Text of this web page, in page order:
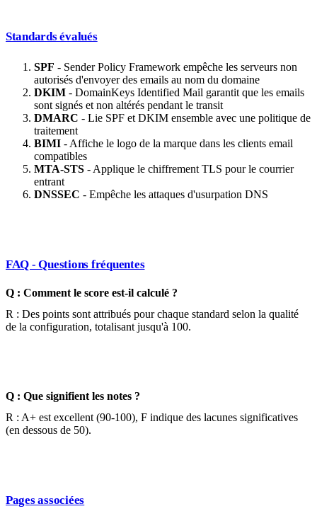
Standards évalués
SPF - Sender Policy Framework empêche les serveurs non
autorisés d'envoyer des emails au nom du domaine
DKIM - DomainKeys Identified Mail garantit que les emails
sont signés et non altérés pendant le transit
DMARC - Lie SPF et DKIM ensemble avec une politique de
traitement
BIMI - Affiche le logo de la marque dans les clients email
compatibles
MTA-STS - Applique le chiffrement TLS pour le courrier
entrant
DNSSEC - Empêche les attaques d'usurpation DNS
FAQ - Questions fréquentes
Q : Comment le score est-il calculé ?
R : Des points sont attribués pour chaque standard selon la qualité
de la configuration, totalisant jusqu'à 100.
Q : Que signifient les notes ?
R : A+ est excellent (90-100), F indique des lacunes significatives
(en dessous de 50).
Pages associées